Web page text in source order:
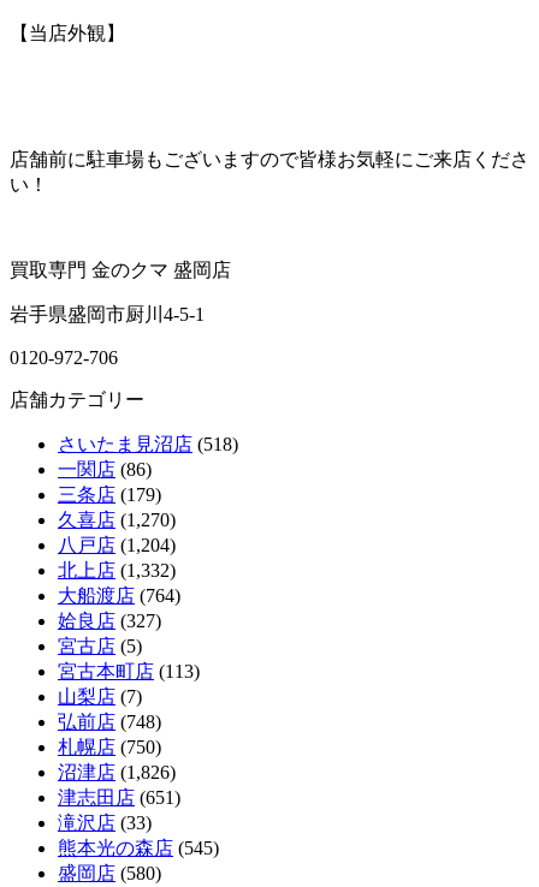
【当店外観】
店舗前に駐車場もございますので皆様お気軽にご来店くださ
い！
買取専門 金のクマ 盛岡店
岩手県盛岡市厨川4-5-1
0120-972-706
店舗カテゴリー
さいたま見沼店 (518)
一関店 (86)
三条店 (179)
久喜店 (1,270)
八戸店 (1,204)
北上店 (1,332)
大船渡店 (764)
姶良店 (327)
宮古店 (5)
宮古本町店 (113)
山梨店 (7)
弘前店 (748)
札幌店 (750)
沼津店 (1,826)
津志田店 (651)
滝沢店 (33)
熊本光の森店 (545)
盛岡店 (580)